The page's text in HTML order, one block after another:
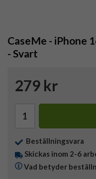
CaseMe - iPhone
- Svart
279 kr
Beställningsvara
Skickas inom 2-6
Vad betyder